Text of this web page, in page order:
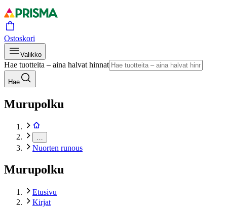
Ostoskori
Valikko
Hae tuotteita – aina halvat hinnat
Hae
Murupolku
Nuorten runous
Murupolku
Etusivu
Kirjat